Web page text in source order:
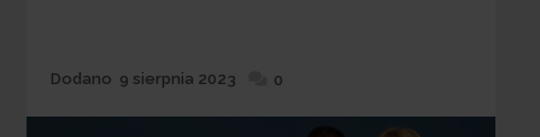
Dodane
Dodano 9 sierpnia 2023 0